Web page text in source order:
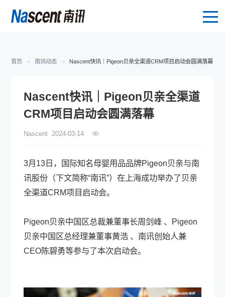
首页 > 南讯动态 > Nascent快讯｜Pigeon贝亲全渠道CRM项目启动会圆满落幕
Nascent快讯｜Pigeon贝亲全渠道
CRM项目启动会圆满落幕
Nascent 2024-03-14
3月13日，国际知名母婴用品品牌Pigeon贝亲与南
讯股份（下文简称“南讯”）在上海成功举办了贝亲
全渠道CRM项目启动会。
Pigeon贝亲中国区总裁兼董事长周剑峰 、Pigeon
贝亲中国区总经理兼董事黄浩 、南讯创始人兼
CEO陈碧勇等参与了本次启动会。